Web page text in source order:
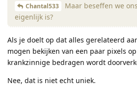
Chantal533
Maar beseffen we
eigenlijk is?
Als je doelt op dat alles gerelateerd
mogen bekijken van een paar pixels
krankzinnige bedragen wordt
Nee, dat is niet echt uniek.